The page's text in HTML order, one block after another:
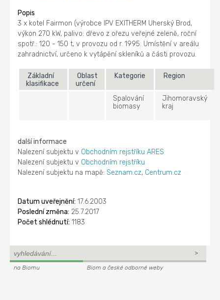
Popis
3 x kotel Fairmon (výrobce IPV EXITHERM Uherský Brod,
výkon 270 kW, palivo: dřevo z ořezu veřejné zeleně, roční
spotř.: 120 - 150 t, v provozu od r. 1995. Umístění v areálu
zahradnictví, určeno k vytápění skleníků a části provozu.
Základní
klasifikace
Oblast
určení
Kategorie Region
Spalování
biomasy
Jihomoravský
kraj
další informace
Nalezení subjektu v Obchodním rejstříku ARES
Nalezení subjektu v Obchodním rejstříku
Nalezení subjektu na mapě:Seznam.cz, Centrum.cz
Datum uveřejnění: 17.6.2003
Poslední změna: 25.7.2017
Počet shlédnutí: 1183
na Biomu Biom a české odborné weby